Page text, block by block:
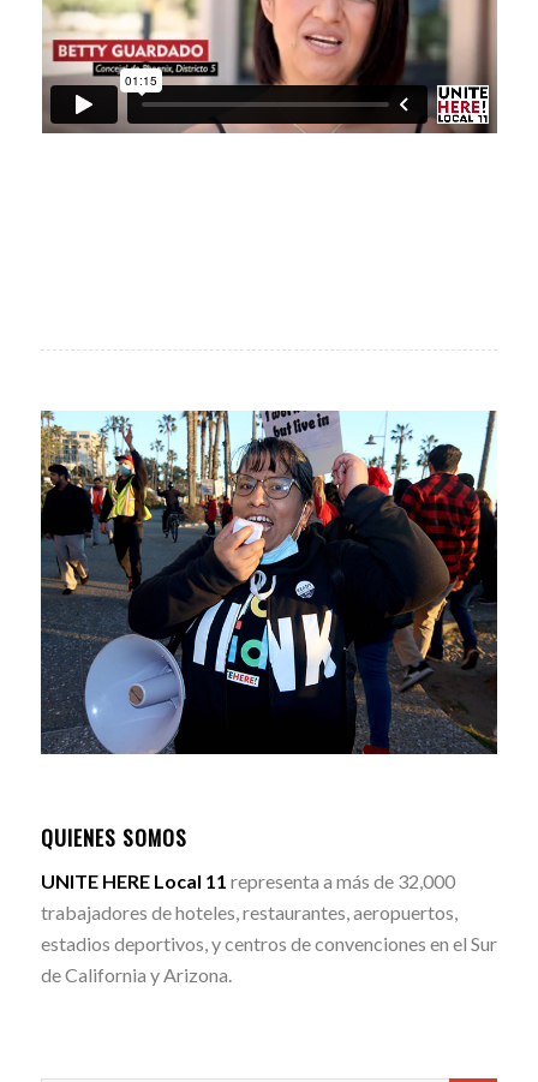
QUIENES SOMOS
UNITE HERE Local 11 representa a más de 32,000
trabajadores de hoteles, restaurantes, aeropuertos,
estadios deportivos, y centros de convenciones en el Sur
de California y Arizona.